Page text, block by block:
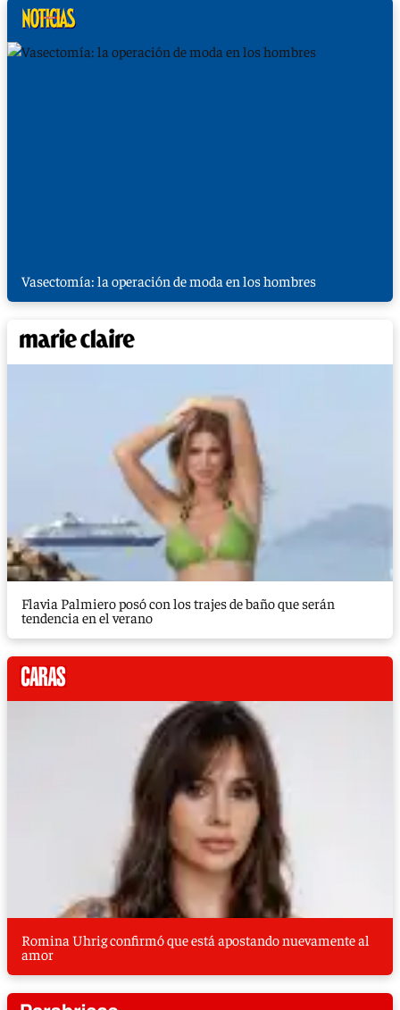
Vasectomía: la operación de moda en los hombres
Flavia Palmiero posó con los trajes de baño que serán
tendencia en el verano
Romina Uhrig confirmó que está apostando nuevamente al
amor